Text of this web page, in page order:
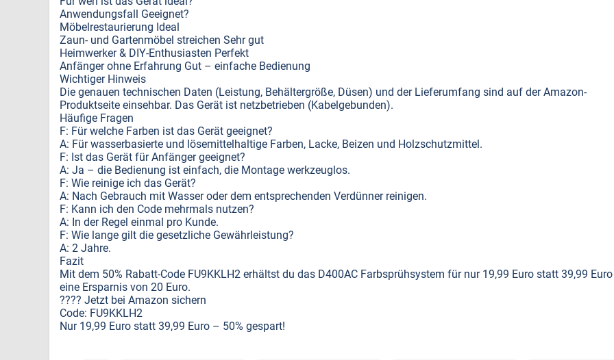
Anwendungsfall Geeignet?
Möbelrestaurierung Ideal
Zaun- und Gartenmöbel streichen Sehr gut
Heimwerker & DIY-Enthusiasten Perfekt
Anfänger ohne Erfahrung Gut – einfache Bedienung
Wichtiger Hinweis
Die genauen technischen Daten (Leistung, Behältergröße, Düsen) und der Lieferumfang sind auf der Amazon-
Produktseite einsehbar. Das Gerät ist netzbetrieben (Kabelgebunden).
Häufige Fragen
F: Für welche Farben ist das Gerät geeignet?
A: Für wasserbasierte und lösemittelhaltige Farben, Lacke, Beizen und Holzschutzmittel.
F: Ist das Gerät für Anfänger geeignet?
A: Ja – die Bedienung ist einfach, die Montage werkzeuglos.
F: Wie reinige ich das Gerät?
A: Nach Gebrauch mit Wasser oder dem entsprechenden Verdünner reinigen.
F: Kann ich den Code mehrmals nutzen?
A: In der Regel einmal pro Kunde.
F: Wie lange gilt die gesetzliche Gewährleistung?
A: 2 Jahre.
Fazit
Mit dem 50% Rabatt-Code FU9KKLH2 erhältst du das D400AC Farbsprühsystem für nur 19,99 Euro statt 39,99
eine Ersparnis von 20 Euro.
???? Jetzt bei Amazon sichern
Code: FU9KKLH2
Nur 19,99 Euro statt 39,99 Euro – 50% gespart!